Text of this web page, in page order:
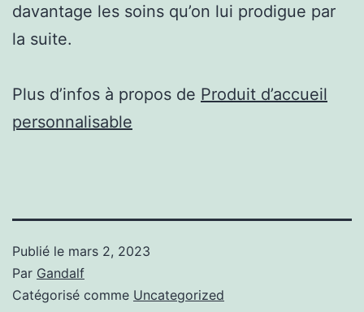
davantage les soins qu’on lui prodigue par
la suite.
Plus d’infos à propos de Produit d’accueil
personnalisable
Publié le mars 2, 2023
Par Gandalf
Catégorisé comme Uncategorized